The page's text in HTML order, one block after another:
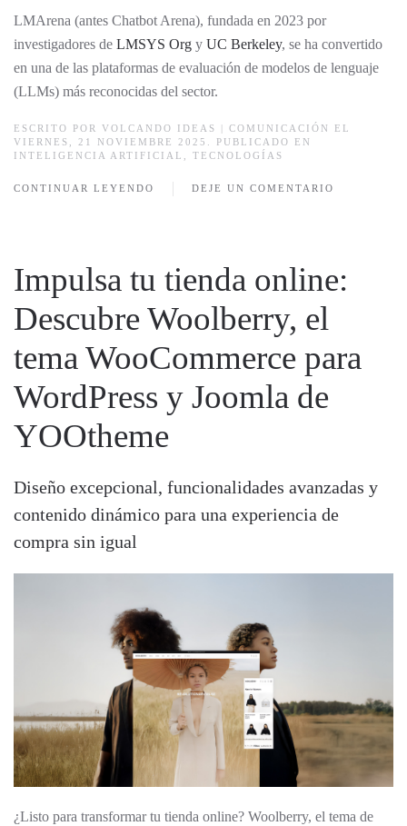
LMArena (antes Chatbot Arena), fundada en 2023 por
investigadores de LMSYS Org y UC Berkeley, se ha convertido
en una de las plataformas de evaluación de modelos de lenguaje
(LLMs) más reconocidas del sector.
ESCRITO POR VOLCANDO IDEAS | COMUNICACIÓN
EL
VIERNES, 21 NOVIEMBRE 2025. PUBLICADO EN
INTELIGENCIA ARTIFICIAL
TECNOLOGÍAS
CONTINUAR LEYENDO DEJE UN COMENTARIO
Impulsa tu tienda online:
Descubre Woolberry, el
tema WooCommerce para
WordPress y Joomla de
YOOtheme
Diseño excepcional, funcionalidades avanzadas y
contenido dinámico para una experiencia de
compra sin igual
¿Listo para transformar tu tienda online? Woolberry, el tema de